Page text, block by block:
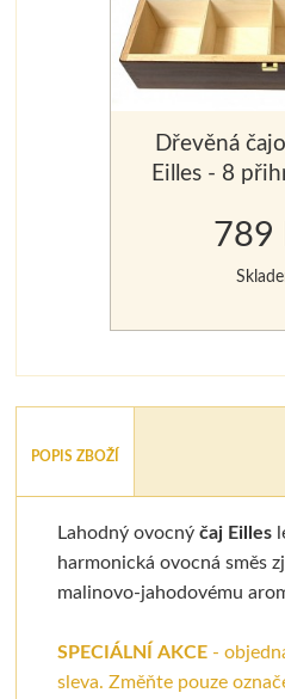
Dřevěná
Eilles - 8
789
POPIS ZBOŽÍ
Lahodný ovocnýčaj Eilles
harmonická ovocná směs
malinovo-jahodovému
SPECIÁLNÍ AKCE -
sleva. Změňte pouze